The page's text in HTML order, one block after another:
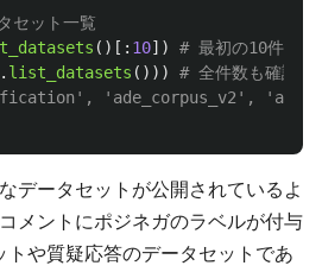
()[: 10])
. list_datasets ()))
# 全件数も確認
'ade_corpus_v2',
データセットが公開されているよ
メントにポジネガのラベルが付与
や質疑応答のデータセットであ